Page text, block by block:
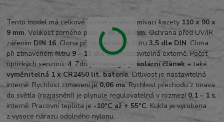
Tento model má celkové rozměry samostmívací kazety 110 x 90 x
9 mm. Velikost zorného pole je 96 x 53 mm. Ochrana před UV/IR
zářením DIN 16. Clona při rozjasněném filtru3,5 dle DIN. Clona
při ztmaveném filtru 9 – 13 dle DINnastavitelná externě. Počet
optických senzorů:4. Zdrojem energie je solární článek a také
vyměnitelná 1 x CR2450 lit. baterie. Citlivost je nastavitelná
interně. Rychlost ztmavení je0,06 ms. Rychlost přechodu z tmava
do světla (rozjasnění) je plynule regulovatelná v rozmezí 0,1 – 1 s,
interně. Pracovní teplota je -10°C až + 55°C. Kukla je vyrobena
z vysoce nárazu odolného nylonu.